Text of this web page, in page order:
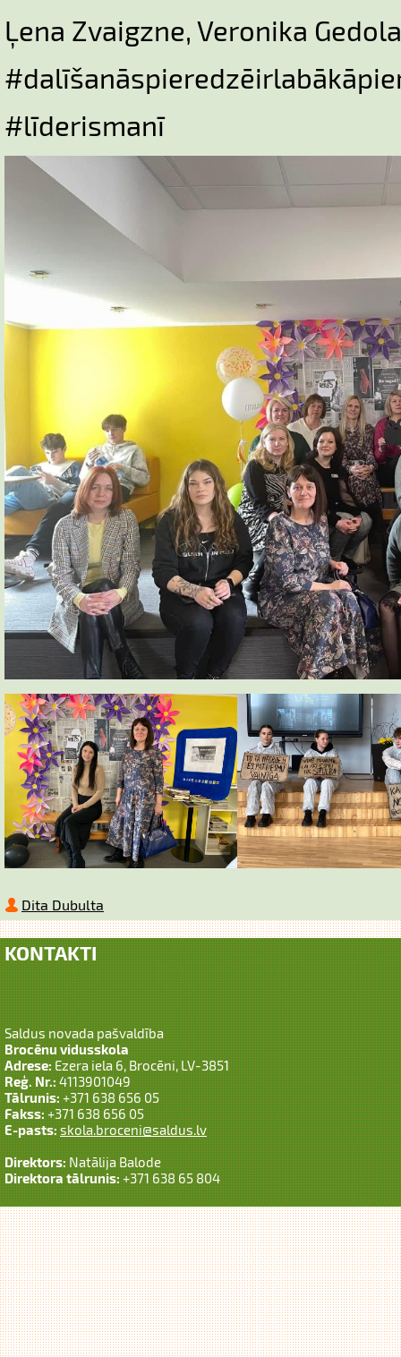
Ļena Zvaigzne, Veronika Gedola
#līderismanī
Dita Dubulta
KONTAKTI
Saldus novada pašvaldība
Brocēnu vidusskola
Adrese:Ezera iela 6, Brocēni, LV-3851
Reģ. Nr.:4113901049
Tālrunis:+371 638 656 05
Fakss:+371 638 656 05
E-pasts:skola.broceni@saldus.lv
Direktors:Natālija Balode
Direktora tālrunis:+371 638 65 804